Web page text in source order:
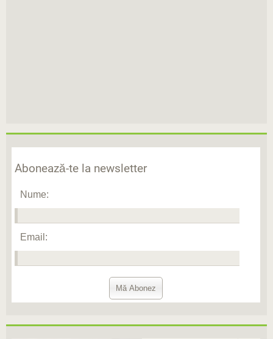
Abonează-te la newsletter
Nume:
Email: